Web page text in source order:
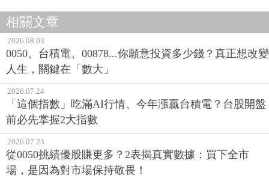
相關文章
2026.08.03
0050、台積電、00878...你願意投資多少錢？真正想改變
人生，關鍵在「數大」
2026.07.24
「這個指數」吃滿AI行情、今年漲贏台積電？台股開盤
前必先掌握2大指數
2026.07.23
從0050挑績優股賺更多？2表揭真實數據：買下全市
場，是因為對市場保持敬畏！